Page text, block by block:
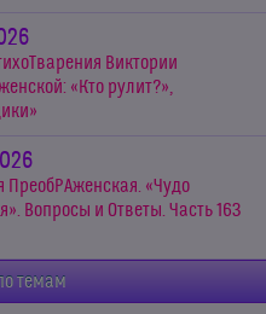
Виктории
«Кто рулит?»,
ПреобРАженская. «Чудо
Вопросы и Ответы. Часть 163
темам